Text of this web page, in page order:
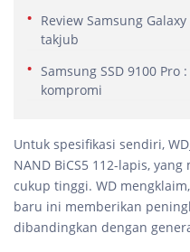
Review Samsung
takjub
Samsung SSD 9100
kompromi
Untuk spesifikasi sendiri,
NAND BiCS5 112-lapis,
cukup tinggi. WD
baru ini memberikan
dibandingkan dengan